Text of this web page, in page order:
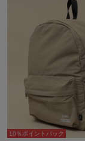
10％ポイントバック